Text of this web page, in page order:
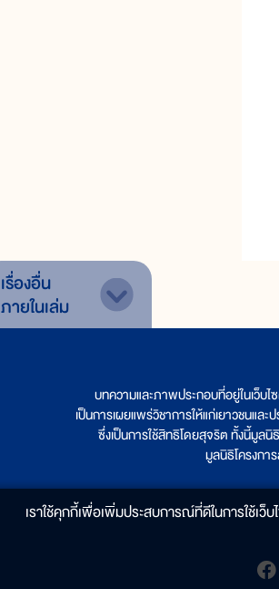
เรื่องอื่น
ภายในเล่ม
บทความและภาพประกอบที่อยู่ในเว็บ
เป็นการเผยแพร่วิชาการให้แก่เยาวชนแล
ซึ่งเป็นการใช้สิทธิโดยสุจริต ทั้งนี้มูล
มูลนิธิโครงกา
เราใช้คุกกี้เพื่อเพิ่มประสบการณ์ที่ดีในการใช้เว็บ